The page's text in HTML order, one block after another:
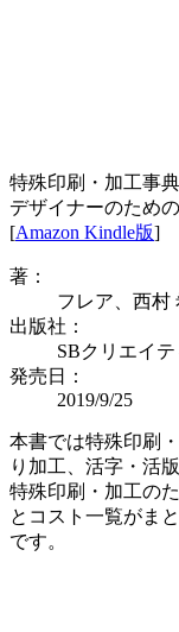
特殊印刷・加工事
デザイナーのため
[Amazon Kindle版]
著：
フレア、西村
出版社：
SBクリエイ
発売日：
2019/9/25
本書では特殊印刷
り加工、活字・活
特殊印刷・加工の
とコスト一覧がま
です。